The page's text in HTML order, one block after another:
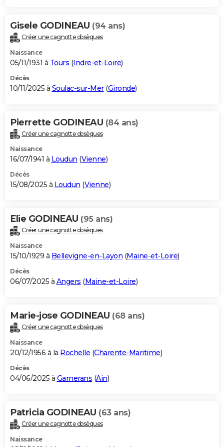
Gisele GODINEAU (94 ans)
Créer une cagnotte obsèques
Naissance
05/11/1931 à Tours (Indre-et-Loire)
Décès
10/11/2025 à Soulac-sur-Mer(Gironde)
Pierrette GODINEAU (84 ans)
Créer une cagnotte obsèques
Naissance
16/07/1941 à Loudun (Vienne)
Décès
15/08/2025 à Loudun (Vienne)
Elie GODINEAU (95 ans)
Créer une cagnotte obsèques
Naissance
15/10/1929 à Bellevigne-en-Layon (Maine-et-Loire)
Décès
06/07/2025 à Angers (Maine-et-Loire)
Marie-jose GODINEAU (68 ans)
Créer une cagnotte obsèques
Naissance
20/12/1956 à la Rochelle (Charente-Maritime)
Décès
04/06/2025 à Garnerans (Ain)
Patricia GODINEAU (63 ans)
Créer une cagnotte obsèques
Naissance